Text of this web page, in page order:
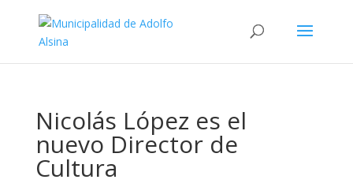
Nicolás López es el
nuevo Director de
Cultura